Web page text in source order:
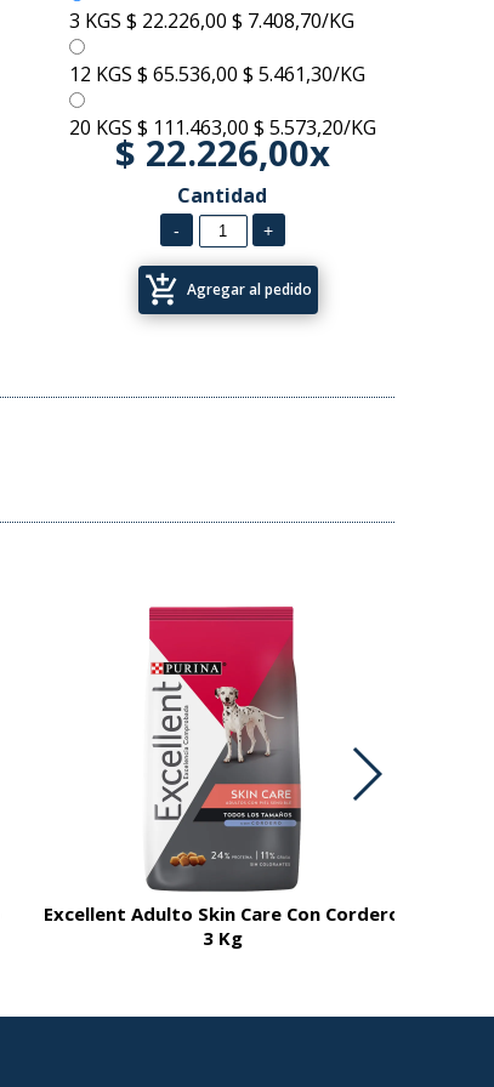
3 KGS $ 22.226,00 $ 7.408,70/KG
12 KGS $ 65.536,00 $ 5.461,30/KG
20 KGS $ 111.463,00 $ 5.573,20/KG
$ 22.226,00x
Cantidad
add_shopping_cart Agregar al pedido
Excellent Adulto Skin Care Con Cordero
3 Kg